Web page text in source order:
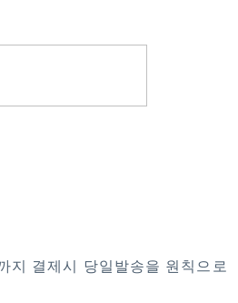
지 결제시 당일발송을 원칙으로